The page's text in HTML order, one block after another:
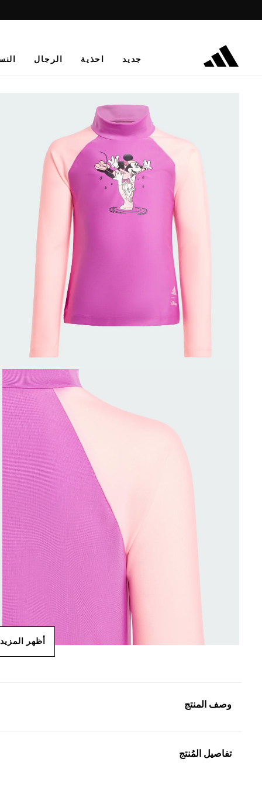
جديد احذية الرجال
أظهر المزيد
وصف المنتج
تفاصيل المُنتج